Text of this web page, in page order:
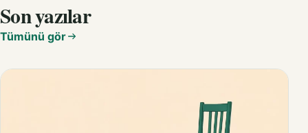
Son yazılar
Tümünü gör